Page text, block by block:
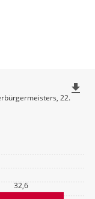
32,6
22.
file_download